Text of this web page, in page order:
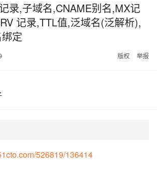
录,子域名,CNAME别名,MX记
记录,TTL值,泛域名(泛解析),
定
版权 举报
526819/136414